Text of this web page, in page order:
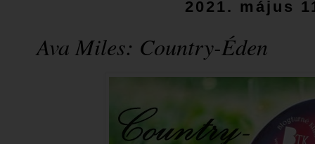
2021. május
Ava Miles: Country-Éden